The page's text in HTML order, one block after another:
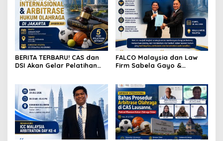
BERITA TERBARU! CAS dan
DSI Akan Gelar Pelatihan
di Jakarta
FALCO Malaysia dan Law
Firm Sabela Gayo &
Kesepahaman